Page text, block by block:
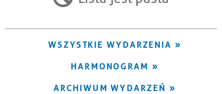
Trwające w zakresie
WSZYSTKIE WYDARZENIA
HARMONOGRAM
ARCHIWUM WYDARZEŃ